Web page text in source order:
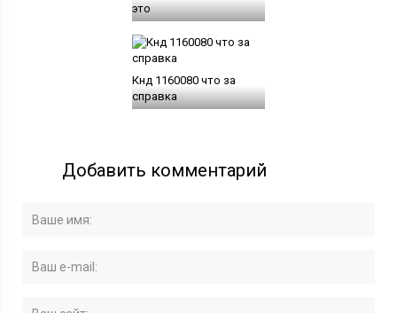
это
Кнд 1160080 что за
справка
Добавить комментарий